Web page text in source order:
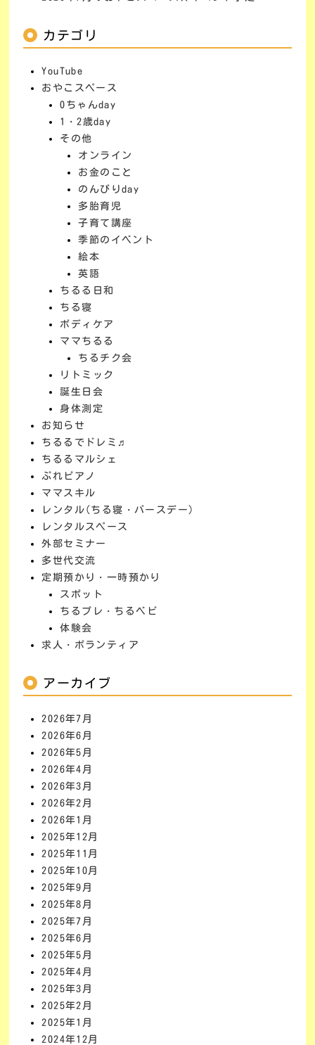
カテゴリ
YouTube
おやこスペース
0ちゃんday
1・2歳day
その他
オンライン
お金のこと
のんびりday
多胎育児
子育て講座
季節のイベント
絵本
英語
ちるる日和
ちる寝
ボディケア
ママちるる
ちるチク会
リトミック
誕生日会
身体測定
お知らせ
ちるるでドレミ♬
ちるるマルシェ
ぷれピアノ
ママスキル
レンタル(ちる寝・バースデー)
レンタルスペース
外部セミナー
多世代交流
定期預かり・一時預かり
スポット
ちるプレ・ちるベビ
体験会
求人・ボランティア
アーカイブ
2026年7月
2026年6月
2026年5月
2026年4月
2026年3月
2026年2月
2026年1月
2025年12月
2025年11月
2025年10月
2025年9月
2025年8月
2025年7月
2025年6月
2025年5月
2025年4月
2025年3月
2025年2月
2025年1月
2024年12月